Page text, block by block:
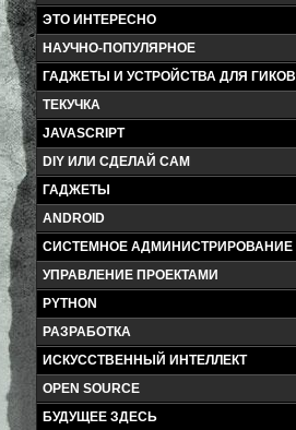
ЭТО ИНТЕРЕСНО
НАУЧНО-ПОПУЛЯРНОЕ
ГАДЖЕТЫ И УСТРОЙСТВА ДЛЯ ГИКОВ
ТЕКУЧКА
JAVASCRIPT
DIY ИЛИ СДЕЛАЙ САМ
ГАДЖЕТЫ
ANDROID
СИСТЕМНОЕ АДМИНИСТРИРОВАНИЕ
УПРАВЛЕНИЕ ПРОЕКТАМИ
PYTHON
РАЗРАБОТКА
ИСКУССТВЕННЫЙ ИНТЕЛЛЕКТ
OPEN SOURCE
БУДУЩЕЕ ЗДЕСЬ